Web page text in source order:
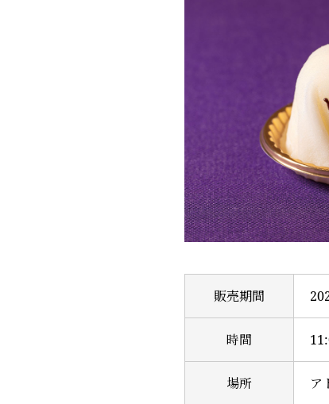
販売期間
時間
場所 ア